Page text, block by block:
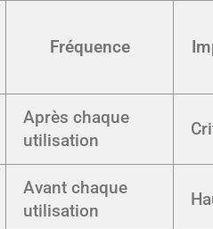
Fréquence
Après chaque
utilisation
Avant chaque
utilisation